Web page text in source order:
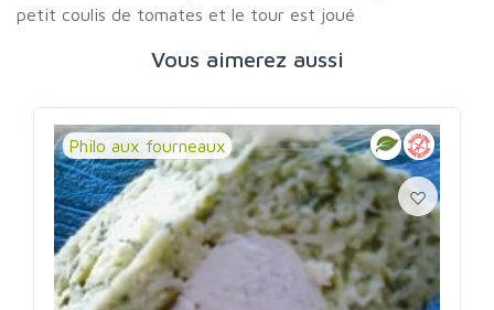
petit coulis de tomates et le tour est joué
Vous aimerez aussi
Philo aux fourneaux